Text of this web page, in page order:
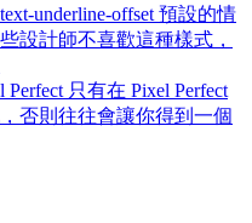
underline-offset 預設的情
設計師不喜歡這種樣式，
只有在 Pixel Perfect
否則往往會讓你得到一個